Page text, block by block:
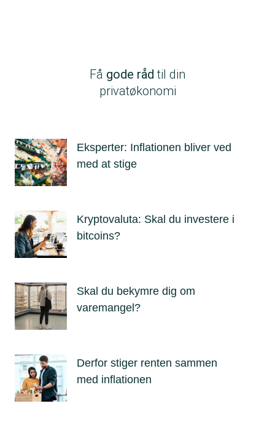
Få gode råd til din
privatøkonomi
Eksperter: Inflationen bliver ved
med at stige
Kryptovaluta: Skal du investere i
bitcoins?
Skal du bekymre dig om
varemangel?
Derfor stiger renten sammen
med inflationen